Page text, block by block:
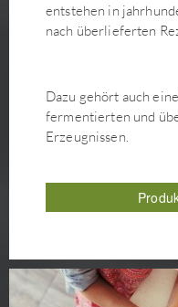
entstehen in
nach überlieferten
Dazu gehört auch
fermentierten und
Erzeugnissen.